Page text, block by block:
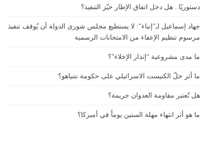
دستوريًا.. هل دخل اتفاق الإطار حيّز التنفيذ؟
جهاد إسماعيل لـ”إنباء”: لا يستطيع مجلس شورى الدولة أن يُوقف تنفيذ
مرسوم تنظيم الإعفاء من الامتحانات الرسمية
ما مدى مشروعية “إنذار الإخلاء”؟
ما أثر حلّ الكنيست الاسرائيلي على حكومة نتنياهو؟
هل تُعتبر مقاومة العدوان جريمة؟
ما هو أثر انتهاء مهلة الستين يوماً في أميركا؟